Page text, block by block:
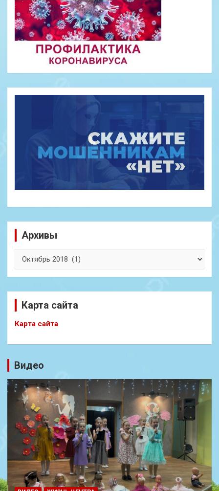
Архивы
Карта сайта
Карта сайта
Видео